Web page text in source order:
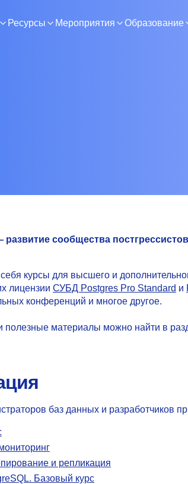
Ресурсы Мероприятия Образование
сообщества
курсы для высшего и
лицензии СУБД Postgres Pro Standard и
конференций и многое другое.
материалы можно найти в
баз данных и разработчиков
и репликация
Базовый курс